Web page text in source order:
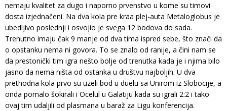
nemaju kvalitet za dugo i naporno prvenstvo u kome su timovi
dosta izjednačeni. Na dva kola pre kraa plej-auta Metaloglobus je
ubedljivo poslednji i osvojio je svega 12 bodova do sada.
Trenutno imaju čak 9 manje od dva tima ispred sebe, što znači da
o opstanku nema ni govora. To se znalo od ranije, a čini nam se
da prestonički tim igra nešto bolje od trenutka kada je i njima bilo
jasno da nema ništa od ostanka u društvu najboljih. U dva
prethodna kola prvo su uzeli bod u duelu sa Unirom iz Slobocije, a
onda pomalo šokirali i Ocelul u Galatiju kada su igrali 2:2 i tako
ovaj tim udaljili od plasmana u baraž za Ligu konferencija.